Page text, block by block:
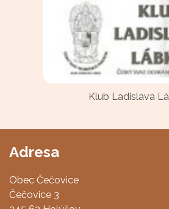
Klub Ladislava
Adresa
Obec Čečovice
Čečovice 3